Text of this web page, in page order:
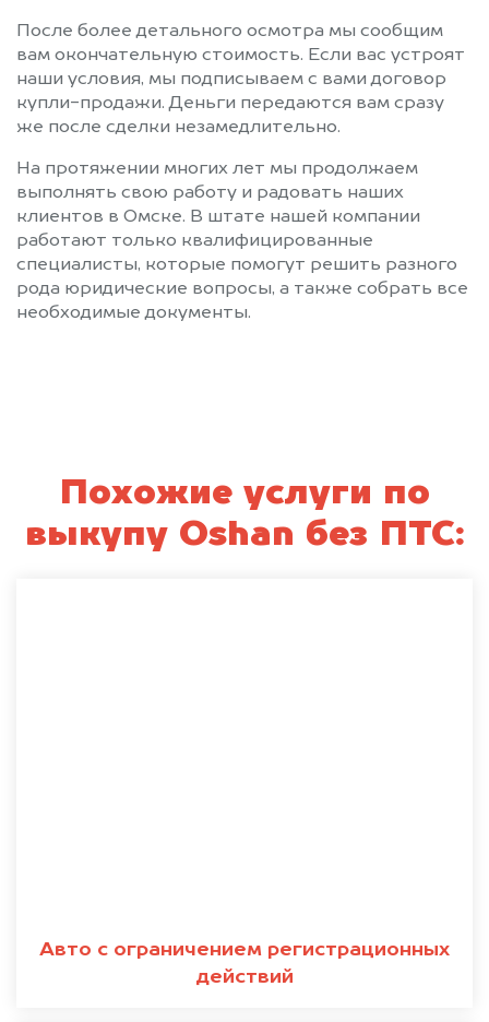
После более детального осмотра мы сообщим
вам окончательную стоимость. Если вас устроят
наши условия, мы подписываем с вами договор
купли-продажи. Деньги передаются вам сразу
же после сделки незамедлительно.
На протяжении многих лет мы продолжаем
выполнять свою работу и радовать наших
клиентов в Омске. В штате нашей компании
работают только квалифицированные
специалисты, которые помогут решить разного
рода юридические вопросы, а также собрать все
необходимые документы.
Похожие услуги по
выкупу Oshan без ПТС:
Авто с ограничением регистрационных
действий